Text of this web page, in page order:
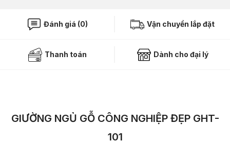
Đánh giá (0) Vận chuyển lắp đặt
Thanh toán Dành cho đại lý
GIƯỜNG NGỦ GỖ CÔNG NGHIỆP ĐẸP GHT-
101